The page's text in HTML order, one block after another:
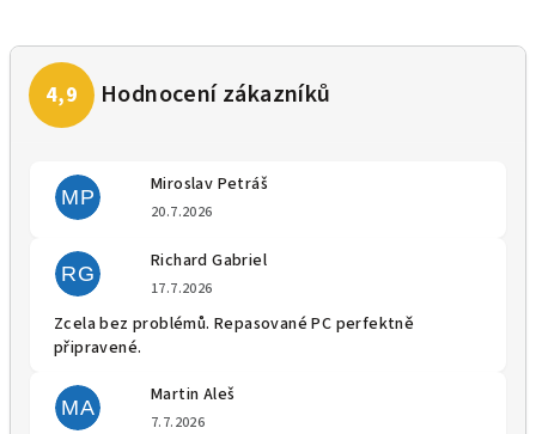
MP
Miroslav Petráš
20.7.2026
RG
Richard Gabriel
17.7.2026
Zcela bez problémů. Repasované PC perfektně
připravené.
MA
Martin Aleš
7.7.2026